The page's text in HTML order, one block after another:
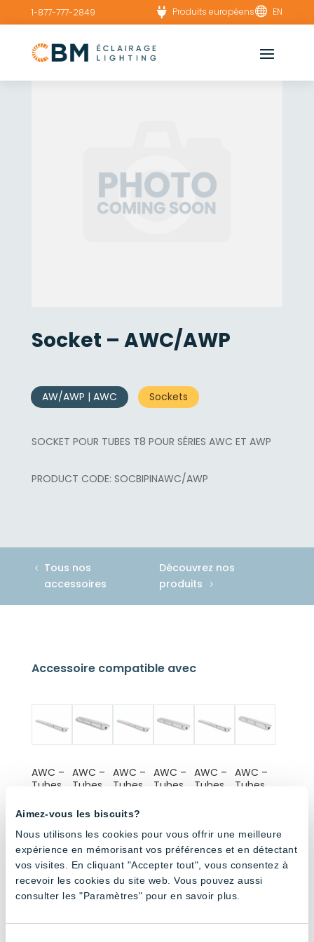
Aimez-vous les biscuits?
Nous utilisons les cookies pour vous offrir une meilleure
expérience en mémorisant vos préférences et en détectant
vos visites. En cliquant "Accepter tout", vous consentez à
recevoir les cookies du site web. Vous pouvez aussi
consulter les "Paramètres" pour en savoir plus.
1-877-777-2849  Produits européens EN
Socket – AWC/AWP
AW/AWP | AWC Sockets
SOCKET POUR TUBES T8 POUR SÉRIES AWC ET AWP
SOCBIPINAWC/AWP
Tous nos
accessoires
Découvrez nos
produits
Accessoire compatible avec
AWC –
Tubes
luminosi
(6x20W
) – 8′
AWC –
Tubes
luminosi
(3x20W
) – 4′
AWC –
Tubes
luminosi
(4x20W
) – 8′
AWC –
Tubes
(2x20W
) – 4′
AWC –
Tubes
AWC –
Tubes
(1x20W)
– 4′